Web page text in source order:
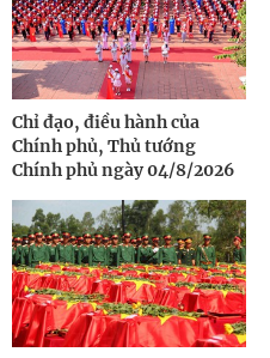
Chỉ đạo, điều hành của
Chính phủ, Thủ tướng
Chính phủ ngày 04/8/2026